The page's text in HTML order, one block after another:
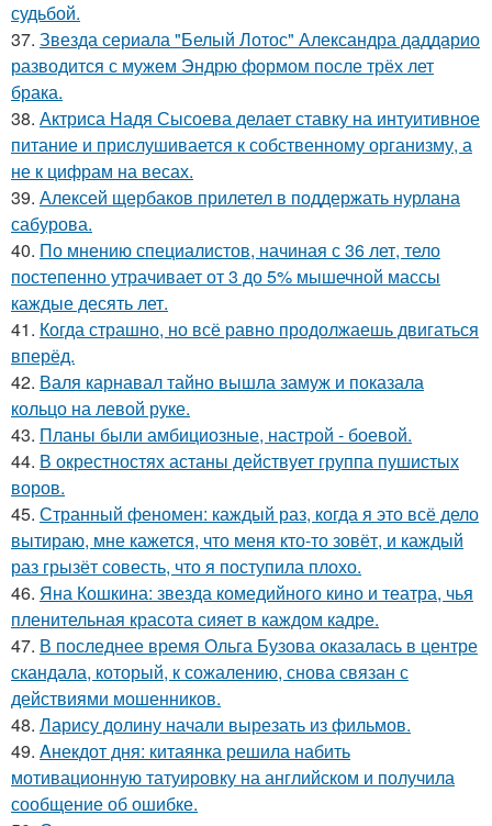
судьбой.
37. Звезда сериала "Белый Лотос" Александра даддарио
разводится с мужем Эндрю формом после трёх лет
брака.
38. Актриса Надя Сысоева делает ставку на интуитивное
питание и прислушивается к собственному организму, а
не к цифрам на весах.
39. Алексей щербаков прилетел в поддержать нурлана
сабурова.
40. По мнению специалистов, начиная с 36 лет, тело
постепенно утрачивает от 3 до 5% мышечной массы
каждые десять лет.
41. Когда страшно, но всё равно продолжаешь двигаться
вперёд.
42. Валя карнавал тайно вышла замуж и показала
кольцо на левой руке.
43. Планы были амбициозные, настрой - боевой.
44. В окрестностях астаны действует группа пушистых
воров.
45. Странный феномен: каждый раз, когда я это всё дело
вытираю, мне кажется, что меня кто-то зовёт, и каждый
раз грызёт совесть, что я поступила плохо.
46. Яна Кошкина: звезда комедийного кино и театра, чья
пленительная красота сияет в каждом кадре.
47. В последнее время Ольга Бузова оказалась в центре
скандала, который, к сожалению, снова связан с
действиями мошенников.
48. Ларису долину начали вырезать из фильмов.
49. Aнекдот дня: китаянка решила набить
мотивационную татуировку на английском и получила
сообщение об ошибке.